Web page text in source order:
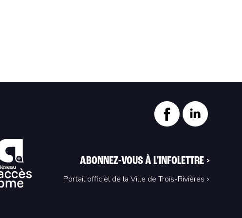
ABONNEZ-VOUS À L'INFOLETTRE >
Portail officiel de la Ville de Trois-Rivières